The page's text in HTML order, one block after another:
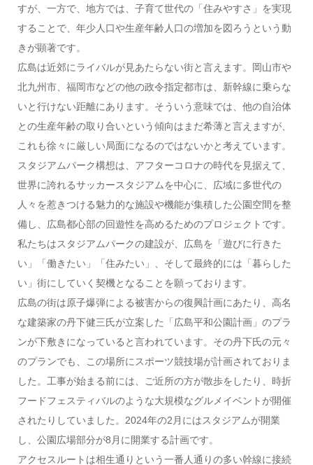
すが、一方で、地方では、子育て世代の「住みやすさ」を実現
することで、年少人口や生産年齢人口の増加を図ろうという動
きが顕著です。
広島は近郊にライバルが見あたらない街と言えます。岡山市や
北九州市、福岡市などの他の政令指定都市は、新幹線に乗らな
いと行けない距離にあります。そういう意味では、他の自治体
との生産年齢の取り合いという傾向はまだ希薄と言えますが、
これも徐々に厳しい局面になるのではないかと考えています。
スタジアムパーク構想は、アフターコロナの時代を見据えて、
世界に誇れるサッカースタジアムを中心に、広域に多世代の
人々を惹きつける魅力的な施設や機能が集積した公園空間を整
備し、広島都心部の回遊性を高めるためのプロジェクトです。
私たちはスタジアムパークの建設が、広島を「遊びに行きた
い」「働きたい」「住みたい」、そして最終的には「暮らした
い」街にしていく契機となることを願っております。
広島の街は原子爆弾による被害からの復興計画にあたり、高名
な建築家の丹下健三氏が立案した「広島平和公園計画」のプラ
ンが下敷きになっていると言われています。その丹下氏の元々
のプランでも、この場所にスポーツ競技場が計画されておりま
した。工事が始まる前には、ご近所の方が散歩をしたり、時折
フードフェスティバルのような大規模なグルメイベントが開催
されたりしていました。2024年の2月にはスタジアムが開業
し、公園広場部分が8月に開業する計画です。
アクセスルートは相生通りという一番人通りの多い幹線に接続